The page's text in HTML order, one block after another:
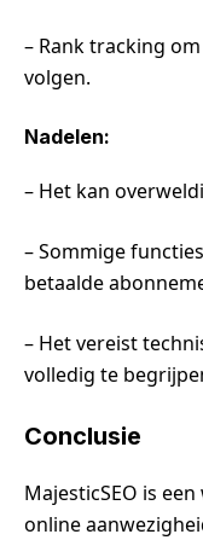
– Rank tracking
volgen.
Nadelen:
– Het kan
– Sommige
betaalde
– Het vereist
volledig te
Conclusie
MajesticSEO is
online